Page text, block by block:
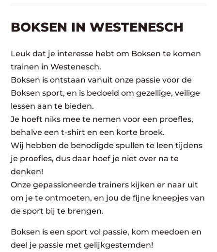
BOKSEN IN WESTENESCH
Leuk dat je interesse hebt om Boksen te komen
trainen in Westenesch.
Boksen is ontstaan vanuit onze passie voor de
Boksen sport, en is bedoeld om gezellige, veilige
lessen aan te bieden.
Je hoeft niks mee te nemen voor een proefles,
behalve een t-shirt en een korte broek.
Wij hebben de benodigde spullen te leen tijdens
je proefles, dus daar hoef je niet over na te
denken!
Onze gepassioneerde trainers kijken er naar uit
om je te ontmoeten, en jou de fijne kneepjes van
de sport bij te brengen.
Boksen is een sport vol passie, kom meedoen en
deel je passie met gelijkgestemden!